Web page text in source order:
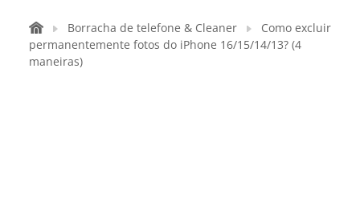
Borracha de telefone & Cleaner
Como excluir
permanentemente fotos do iPhone 16/15/14/13? (4
maneiras)